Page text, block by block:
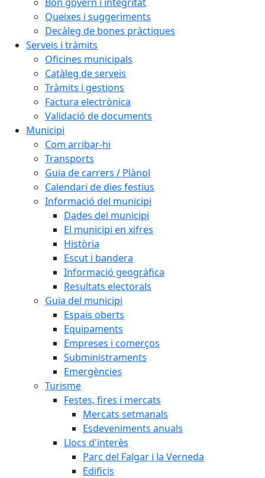
Queixes i suggeriments
Decàleg de bones pràctiques
Serveis i tràmits
Oficines municipals
Catàleg de serveis
Tràmits i gestions
Factura electrònica
Validació de documents
Municipi
Com arribar-hi
Transports
Guia de carrers / Plànol
Calendari de dies festius
Informació del municipi
Dades del municipi
El municipi en xifres
Història
Escut i bandera
Informació geogràfica
Resultats electorals
Guia del municipi
Espais oberts
Equipaments
Empreses i comerços
Subministraments
Emergències
Turisme
Festes, fires i mercats
Mercats setmanals
Esdeveniments anuals
Llocs d'interès
Parc del Falgar i la Verneda
Edificis